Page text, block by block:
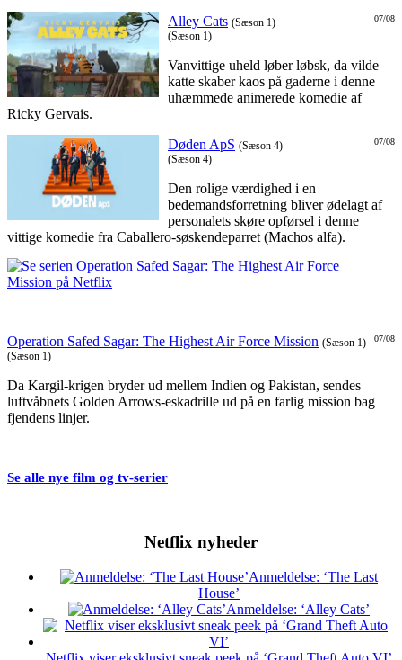
07/08
Alley Cats (Sæson 1)
(Sæson 1)
Vanvittige uheld løber løbsk, da vilde
katte skaber kaos på gaderne i denne
uhæmmede animerede komedie af
Ricky Gervais.
07/08
Døden ApS (Sæson 4)
(Sæson 4)
Den rolige værdighed i en
bedemandsforretning bliver ødelagt af
personalets skøre opførsel i denne
vittige komedie fra Caballero-søskendeparret (Machos alfa).
07/08
Operation Safed Sagar: The Highest Air Force Mission (Sæson 1)
(Sæson 1)
Da Kargil-krigen bryder ud mellem Indien og Pakistan, sendes
luftvåbnets Golden Arrows-eskadrille ud på en farlig mission bag
fjendens linjer.
Se alle nye film og tv-serier
Netflix nyheder
Anmeldelse: ‘The Last
House’
Anmeldelse: ‘Alley Cats’